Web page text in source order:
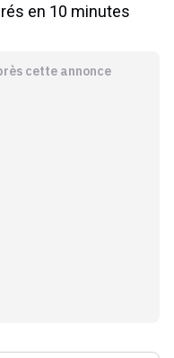
en 10 minutes
cette annonce